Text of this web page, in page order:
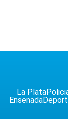
La Plata
Ensenada